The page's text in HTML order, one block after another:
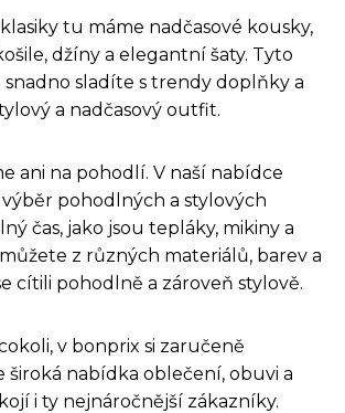
tu máme nadčasové kousky,
džíny a elegantní šaty. Tyto
sladíte s trendy doplňky a
a nadčasový outfit.
ani na pohodlí. V naší nabídce
pohodlných a stylových
čas, jako jsou tepláky, mikiny a
z různých materiálů, barev a
cítili pohodlně a zároveň stylově.
v bonprix si zaručeně
široká nabídka oblečení, obuvi a
i ty nejnáročnější zákazníky.